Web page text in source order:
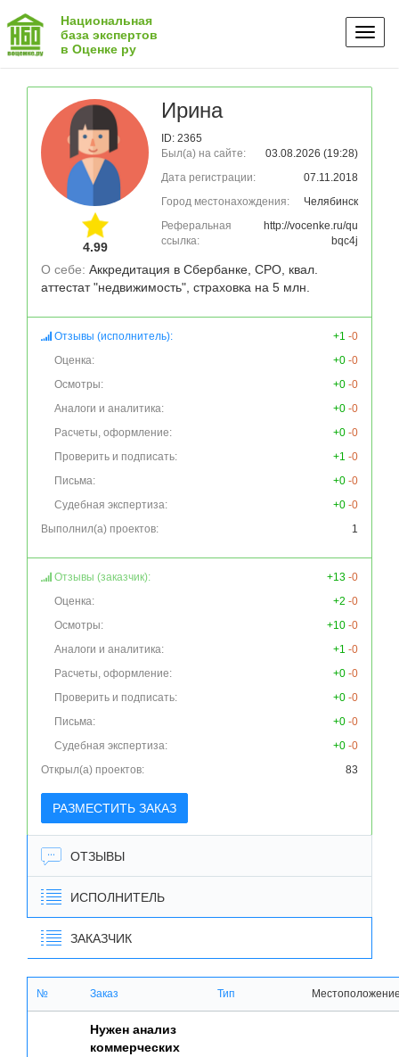
Национальная
база экспертов
в Оценке ру
4.99
Ирина
ID: 2365
Был(а) на сайте:
03.08.2026 (19:28)
Дата регистрации:
07.11.2018
Город местонахождения:
Челябинск
Реферальная
ссылка:
http://vocenke.ru/qu
bqc4j
О себе: Аккредитация в Сбербанке, СРО, квал.
аттестат "недвижимость", страховка на 5 млн.
Отзывы (исполнитель): +1 -0
Оценка:
+0 -0
Осмотры:
+0 -0
Аналоги и аналитика:
+0 -0
Расчеты, оформление:
+0 -0
Проверить и подписать:
+1 -0
Письма:
+0 -0
Судебная экспертиза:
+0 -0
Выполнил(а) проектов:
1
Отзывы (заказчик): +13 -0
Оценка:
+2 -0
Осмотры:
+10 -0
Аналоги и аналитика:
+1 -0
Расчеты, оформление:
+0 -0
Проверить и подписать:
+0 -0
Письма:
+0 -0
Судебная экспертиза:
+0 -0
Открыл(а) проектов:
83
РАЗМЕСТИТЬ ЗАКАЗ
ОТЗЫВЫ
ИСПОЛНИТЕЛЬ
ЗАКАЗЧИК
№ Заказ Тип
Нужен анализ
коммерческих